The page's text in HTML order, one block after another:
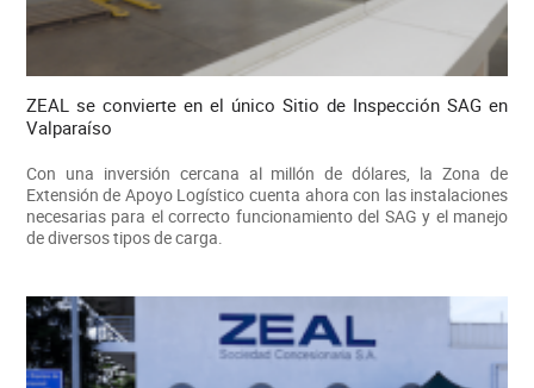
ZEAL se convierte en el único Sitio de Inspección SAG en
Valparaíso
Con una inversión cercana al millón de dólares, la Zona de
Extensión de Apoyo Logístico cuenta ahora con las instalaciones
necesarias para el correcto funcionamiento del SAG y el manejo
de diversos tipos de carga.